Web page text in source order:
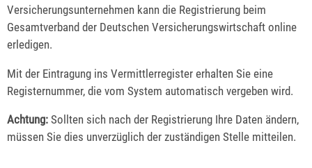
Versicherungsunternehmen kann die Registrierung beim
Gesamtverband der Deutschen Versicherungswirtschaft online
erledigen.
Mit der Eintragung ins Vermittlerregister erhalten Sie eine
Registernummer, die vom System automatisch vergeben wird.
Achtung: Sollten sich nach der Registrierung Ihre Daten ändern,
müssen Sie dies unverzüglich der zuständigen Stelle mitteilen.